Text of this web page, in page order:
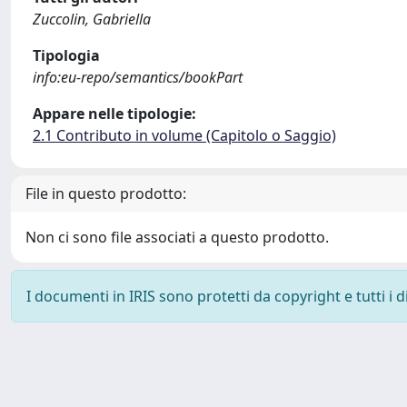
Zuccolin, Gabriella
Tipologia
info:eu-repo/semantics/bookPart
Appare nelle tipologie:
2.1 Contributo in volume (Capitolo o Saggio)
File in questo prodotto:
Non ci sono file associati a questo prodotto.
I documenti in IRIS sono protetti da copyright e tutti i